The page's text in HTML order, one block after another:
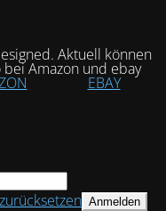
Aktuell können
Amazon und ebay
EBAY